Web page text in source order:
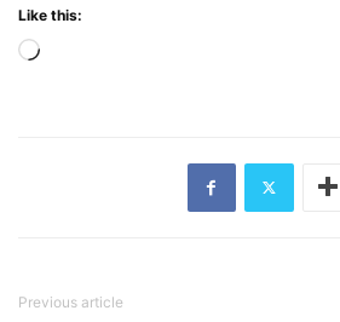
Like this:
Previous article